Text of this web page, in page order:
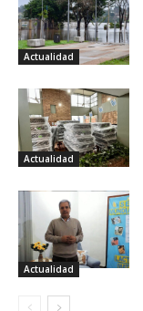
Actualidad
Actualidad
Actualidad